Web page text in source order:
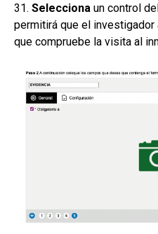
31. Selecciona un control
permitirá que el
que compruebe la visita al